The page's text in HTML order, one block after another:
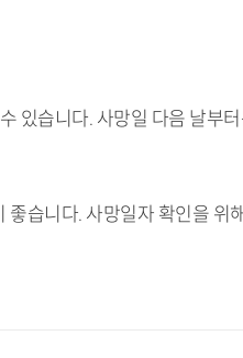
있습니다. 사망일 다음 날부
좋습니다. 사망일자 확인을 위해